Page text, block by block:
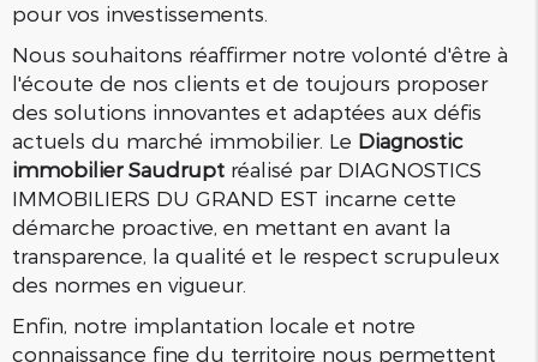
pour vos investissements.
Nous souhaitons réaffirmer notre volonté d'être à
l'écoute de nos clients et de toujours proposer
des solutions innovantes et adaptées aux défis
actuels du marché immobilier. Le Diagnostic
immobilier Saudrupt réalisé par DIAGNOSTICS
IMMOBILIERS DU GRAND EST incarne cette
démarche proactive, en mettant en avant la
transparence, la qualité et le respect scrupuleux
des normes en vigueur.
Enfin, notre implantation locale et notre
connaissance fine du territoire nous permettent